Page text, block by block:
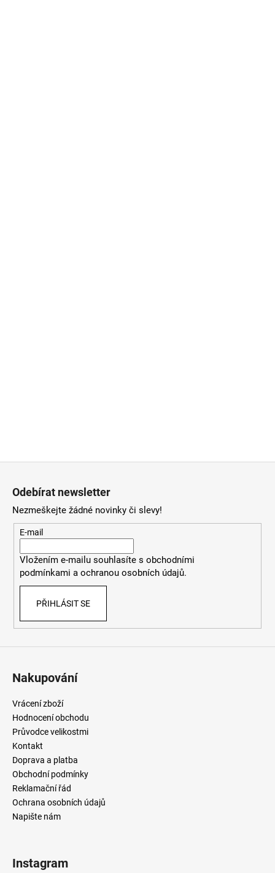
Odebírat newsletter
Nezmeškejte žádné novinky či slevy!
E-mail
Vložením e-mailu souhlasítes obchodními
podmínkami a ochranou osobních údajů.
PŘIHLÁSIT SE
Nakupování
Vrácení zboží
Hodnocení obchodu
Průvodce velikostmi
Kontakt
Doprava a platba
Obchodní podmínky
Reklamační řád
Ochrana osobních údajů
Napište nám
Instagram